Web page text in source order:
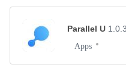
Parallel U
Apps